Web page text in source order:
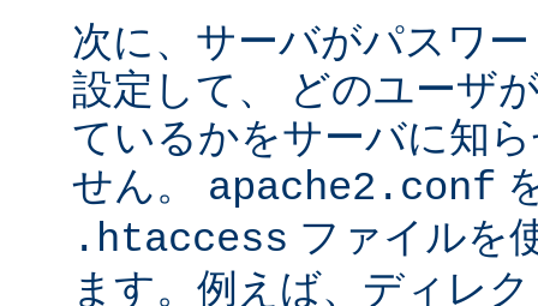
次に、サーバがパスワ
設定して、 どのユーザ
ているかをサーバに知
せん。 apache2.conf
.htaccess ファイルを
ます。例えば、ディレ